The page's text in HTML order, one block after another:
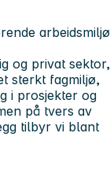
arbeidsmiljø
og privat sektor,
sterkt fagmiljø,
i prosjekter og
på tvers av
tilbyr vi blant